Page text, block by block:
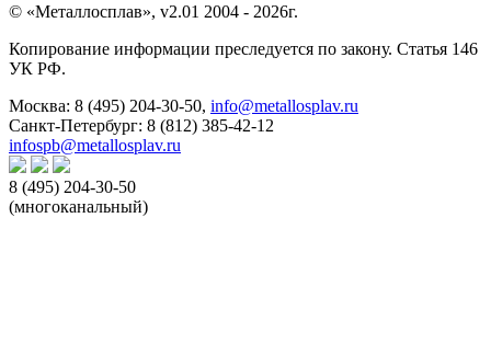
© «Металлосплав», v2.01 2004 - 2026г.
Копирование информации преследуется по закону. Статья 146
УК РФ.
Москва: 8 (495) 204-30-50, info@metallosplav.ru
Санкт-Петербург: 8 (812) 385-42-12
infospb@metallosplav.ru
8 (495) 204-30-50
(многоканальный)